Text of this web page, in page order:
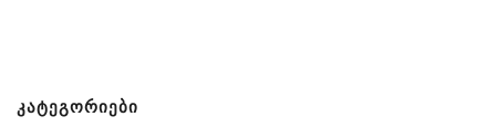
ᲙᲐᲢᲔᲒᲝᲠᲘᲔᲑᲘ